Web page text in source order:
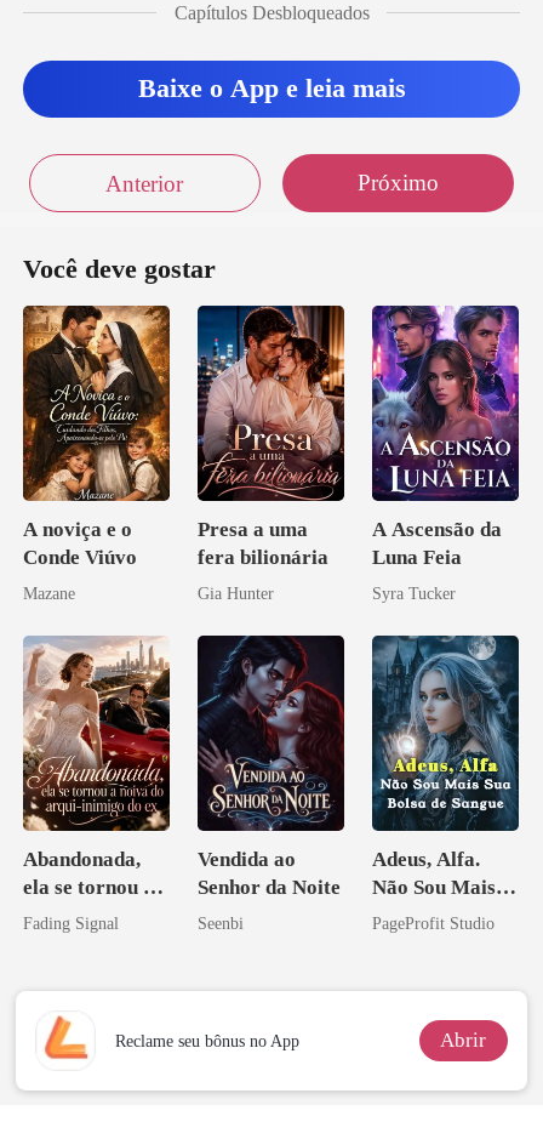
Capítulos Desbloqueados
Baixe o App e leia mais
Anterior Próximo
Você deve gostar
A noviça e o
Conde Viúvo
Mazane
Presa a uma
fera bilionária
Gia Hunter
A Ascensão da
Luna Feia
Syra Tucker
Abandonada,
ela se tornou a
noiva do arqui-
Fading Signal
Vendida ao
Senhor da Noite
Seenbi
Adeus, Alfa.
Não Sou Mais
Sua Bolsa de
PageProfit Studio
Reclame seu bônus no App Abrir